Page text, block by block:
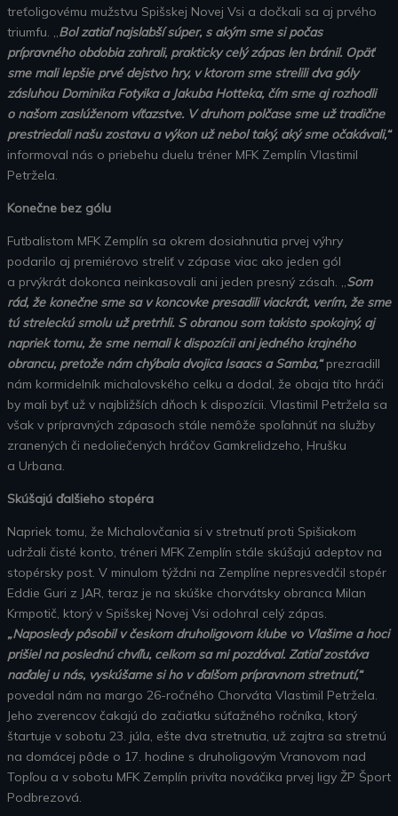
treťoligovému mužstvu Spišskej Novej Vsi a dočkali sa aj prvého
triumfu. „Bol zatiaľ najslabší súper, s akým sme si počas
prípravného obdobia zahrali, prakticky celý zápas len bránil. Opäť
sme mali lepšie prvé dejstvo hry, v ktorom sme strelili dva góly
zásluhou Dominika Fotyika a Jakuba Hotteka, čím sme aj rozhodli
o našom zaslúženom víťazstve. V druhom polčase sme už tradične
prestriedali našu zostavu a výkon už nebol taký, aký sme očakávali,“
informoval nás o priebehu duelu tréner MFK Zemplín Vlastimil
Petržela.
Konečne bez gólu
Futbalistom MFK Zemplín sa okrem dosiahnutia prvej výhry
podarilo aj premiérovo streliť v zápase viac ako jeden gól
a prvýkrát dokonca neinkasovali ani jeden presný zásah. „Som
rád, že konečne sme sa v koncovke presadili viackrát, verím, že sme
tú streleckú smolu už pretrhli. S obranou som takisto spokojný, aj
napriek tomu, že sme nemali k dispozícii ani jedného krajného
obrancu, pretože nám chýbala dvojica Isaacs a Samba,“prezradill
nám kormidelník michalovského celku a dodal, že obaja títo hráči
by mali byť už v najbližších dňoch k dispozícii. Vlastimil Petržela sa
však v prípravných zápasoch stále nemôže spoľahnúť na služby
zranených či nedoliečených hráčov Gamkrelidzeho, Hrušku
a Urbana.
Skúšajú ďalšieho stopéra
Napriek tomu, že Michalovčania si v stretnutí proti Spišiakom
udržali čisté konto, tréneri MFK Zemplín stále skúšajú adeptov na
stopérsky post. V minulom týždni na Zemplíne nepresvedčil stopér
Eddie Guri z JAR, teraz je na skúške chorvátsky obranca Milan
Krmpotič, ktorý v Spišskej Novej Vsi odohral celý zápas.
„Naposledy pôsobil v českom druholigovom klube vo Vlašime a hoci
prišiel na poslednú chvíľu, celkom sa mi pozdával. Zatiaľ zostáva
naďalej u nás, vyskúšame si ho v ďalšom prípravnom stretnutí,“
povedal nám na margo 26-ročného Chorváta Vlastimil Petržela.
Jeho zverencov čakajú do začiatku súťažného ročníka, ktorý
štartuje v sobotu 23. júla, ešte dva stretnutia, už zajtra sa stretnú
na domácej pôde o 17. hodine s druholigovým Vranovom nad
Topľou a v sobotu MFK Zemplín privíta nováčika prvej ligy ŽP Šport
Podbrezová.